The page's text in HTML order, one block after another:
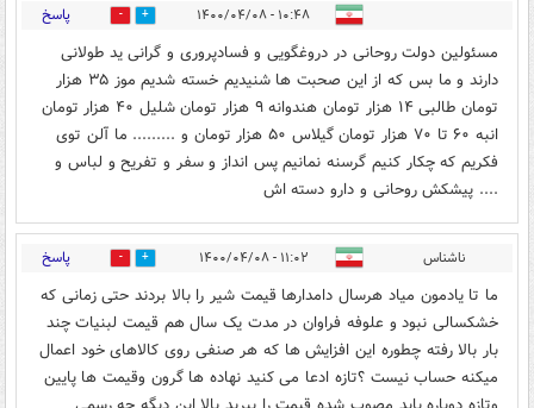
۱۰:۴۸ - ۱۴۰۰/۰۴/۰۸ 1 پاسخ
مسئولین دولت روحانی در دروغگویی و فسادپروری و گرانی ید طولانی
دارند و ما بس که از این صحبت ها شنیدیم خسته شدیم موز ۳۵ هزار
تومان طالبی ۱۴ هزار تومان هندوانه ۹ هزار تومان شلیل ۴۰ هزار تومان
انبه ۶۰ تا ۷۰ هزار تومان گیلاس ۵۰ هزار تومان و ......... ما آلن توی
فکریم که چکار کنیم گرسنه نمانیم پس انداز و سفر و تفریح و لباس و
.... پیشکش روحانی و دارو دسته اش
ناشناس ۱۱:۰۲ - ۱۴۰۰/۰۴/۰۸ 1 پاسخ
ما تا یادمون میاد هرسال دامدارها قیمت شیر را بالا بردند حتی زمانی که
خشکسالی نبود و علوفه فراوان در مدت یک سال هم‌ قیمت لبنیات چند
بار بالا رفته چطوره این افزایش ها که هر صنفی روی کالاهای خود اعمال
میکنه حساب نیست ؟تازه ادعا می کنید نهاده ها گرون وقیمت ها پایین